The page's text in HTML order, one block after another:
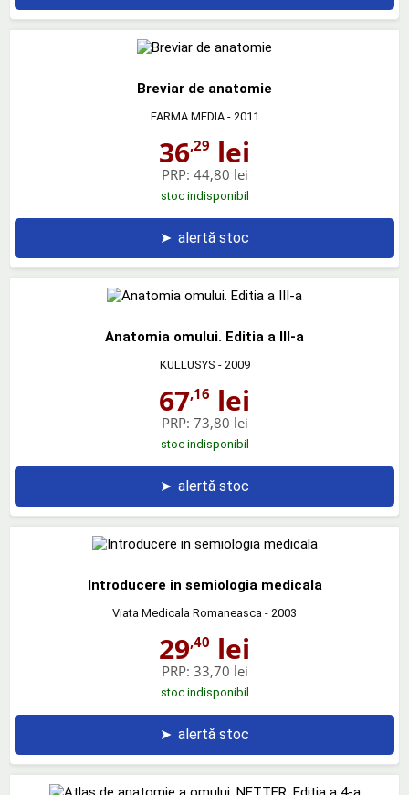
Breviar de anatomie
FARMA MEDIA- 2011
36,29 lei
PRP: 44,80 lei
stoc indisponibil
➤ alertă stoc
Anatomia omului. Editia a III-a
KULLUSYS - 2009
67,16 lei
PRP: 73,80 lei
stoc indisponibil
➤ alertă stoc
Introducere in semiologia medicala
Viata Medicala Romaneasca - 2003
29,40 lei
PRP: 33,70 lei
stoc indisponibil
➤ alertă stoc